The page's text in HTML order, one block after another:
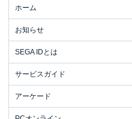
ホーム
お知らせ
SEGA IDとは
サービスガイド
アーケード